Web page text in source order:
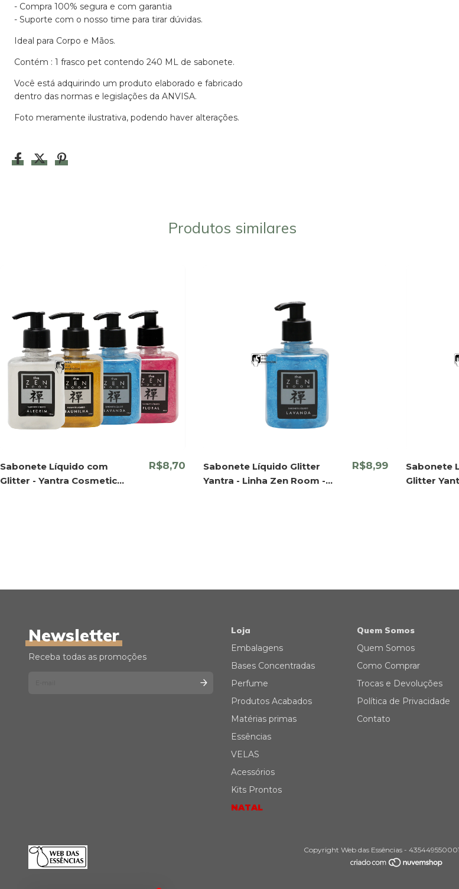
- Compra 100% segura e com garantia
- Suporte com o nosso time para tirar dúvidas.
Ideal para Corpo e Mãos.
Contém : 1 frasco pet contendo 240 ML de sabonete.
Você está adquirindo um produto elaborado e fabricado
dentro das normas e legislações da ANVISA.
Foto meramente ilustrativa, podendo haver alterações.
Produtos similares
Sabonete Líquido com
Glitter - Yantra Cosmeticos
R$8,70
Sabonete Líquido Glitter
Yantra - Linha Zen Room -
R$8,99
Sabonete
Glitter
Newsletter
Receba todas as promoções
Loja
Embalagens
Bases Concentradas
Perfume
Produtos Acabados
Matérias primas
Essências
VELAS
Acessórios
Kits Prontos
NATAL
Quem Somos
Quem Somos
Como Comprar
Trocas e Devoluções
Política de Privacidade
Contato
Copyright Web das Essências -